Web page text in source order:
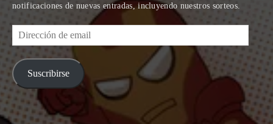
notificaciones de nuevas entradas, incluyendo nuestros sorteos.
Dirección
de
email
Suscribirse